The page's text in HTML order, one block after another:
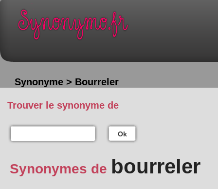
Synonyme > Bourreler
Trouver le synonyme de
Ok
Synonymes de bourreler